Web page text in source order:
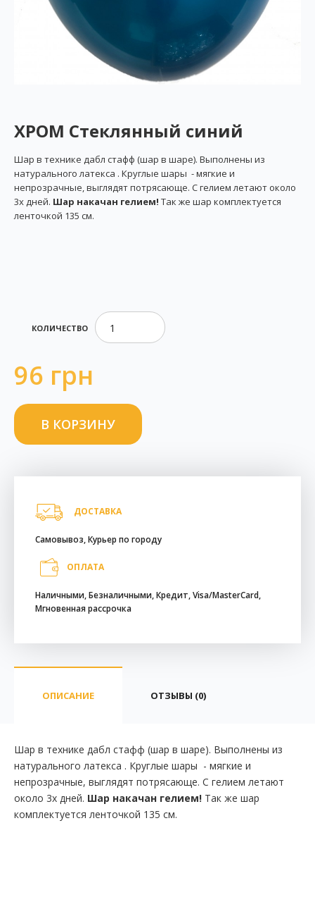
ХРОМ Стеклянный синий
Шар в технике дабл стафф (шар в шаре). Выполнены из
натурального латекса . Круглые шары - мягкие и
непрозрачные, выглядят потрясающе. С гелием летают около
3х дней. Шар накачан гелием! Так же шар комплектуется
ленточкой 135 см.
КОЛИЧЕСТВО
96 грн
ДОСТАВКА
Самовывоз, Курьер по городу
ОПЛАТА
Наличными, Безналичными, Кредит, Visa/MasterCard,
Мгновенная рассрочка
ОПИСАНИЕ ОТЗЫВЫ (0)
Шар в технике дабл стафф (шар в шаре). Выполнены из
натурального латекса . Круглые шары - мягкие и
непрозрачные, выглядят потрясающе. С гелием летают
около 3х дней. Шар накачан гелием! Так же шар
комплектуется ленточкой 135 см.